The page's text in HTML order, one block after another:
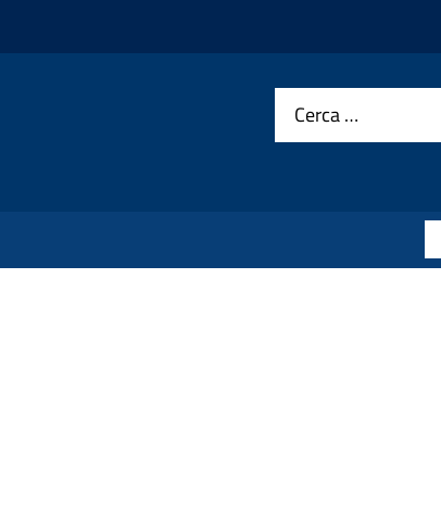
Cerca …